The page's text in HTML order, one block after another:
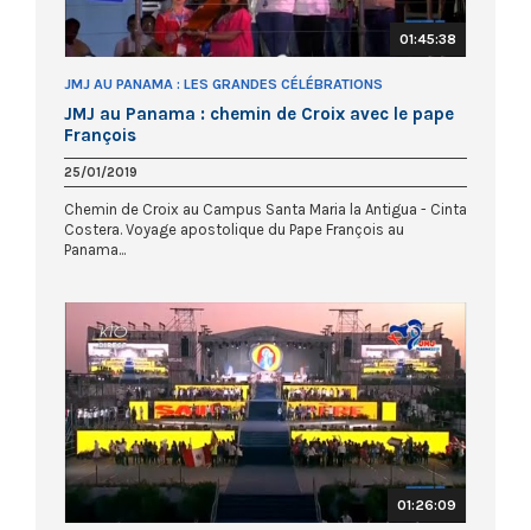
01:45:38
JMJ AU PANAMA : LES GRANDES CÉLÉBRATIONS
JMJ au Panama : chemin de Croix avec le pape
François
25/01/2019
Chemin de Croix au Campus Santa Maria la Antigua - Cinta
Costera. Voyage apostolique du Pape François au
Panama...
01:26:09